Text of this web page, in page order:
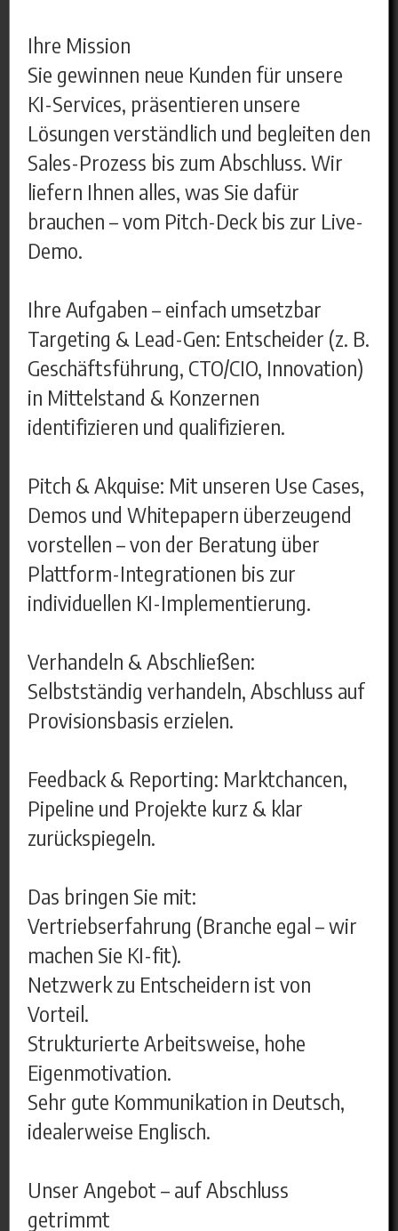
Ihre Mission
Sie gewinnen neue Kunden für unsere
KI-Services, präsentieren unsere
Lösungen verständlich und begleiten den
Sales-Prozess bis zum Abschluss. Wir
liefern Ihnen alles, was Sie dafür
brauchen – vom Pitch-Deck bis zur Live-
Demo.
Ihre Aufgaben – einfach umsetzbar
Targeting & Lead-Gen: Entscheider (z. B.
Geschäftsführung, CTO/CIO, Innovation)
in Mittelstand & Konzernen
identifizieren und qualifizieren.
Pitch & Akquise: Mit unseren Use Cases,
Demos und Whitepapern überzeugend
vorstellen – von der Beratung über
Plattform-Integrationen bis zur
individuellen KI-Implementierung.
Verhandeln & Abschließen:
Selbstständig verhandeln, Abschluss auf
Provisionsbasis erzielen.
Feedback & Reporting: Marktchancen,
Pipeline und Projekte kurz & klar
zurückspiegeln.
Das bringen Sie mit:
Vertriebserfahrung (Branche egal – wir
machen Sie KI-fit).
Netzwerk zu Entscheidern ist von
Vorteil.
Strukturierte Arbeitsweise, hohe
Eigenmotivation.
Sehr gute Kommunikation in Deutsch,
idealerweise Englisch.
Unser Angebot – auf Abschluss
getrimmt